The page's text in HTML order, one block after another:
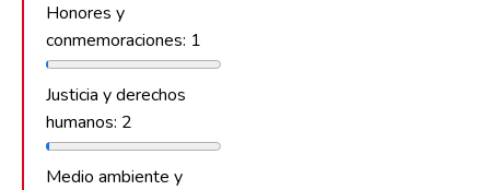
Honores y
conmemoraciones: 1
Justicia y derechos
humanos: 2
Medio ambiente y